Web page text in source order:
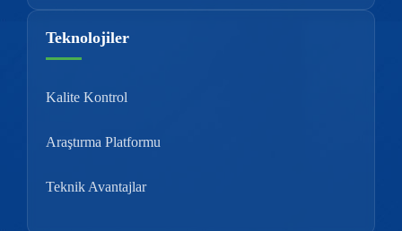
Teknolojiler
Kalite Kontrol
Araştırma Platformu
Teknik Avantajlar